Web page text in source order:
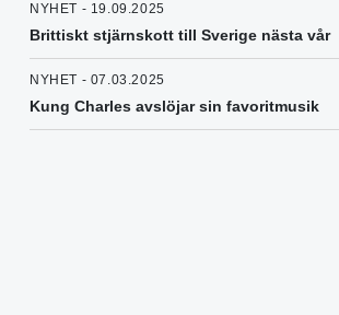
NYHET - 19.09.2025
Brittiskt stjärnskott till Sverige nästa vår
NYHET - 07.03.2025
Kung Charles avslöjar sin favoritmusik